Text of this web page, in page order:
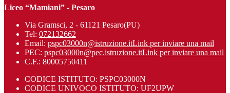
Liceo “Mamiani” - Pesaro
Via Gramsci, 2 - 61121 Pesaro(PU)
Tel: 072132662
Email: pspc03000n@istruzione.itLink per inviare una mail
PEC: pspc03000n@pec.istruzione.itLink per inviare una mail
C.F.: 80005750411
CODICE ISTITUTO: PSPC03000N
CODICE UNIVOCO ISTITUTO: UF2UPW